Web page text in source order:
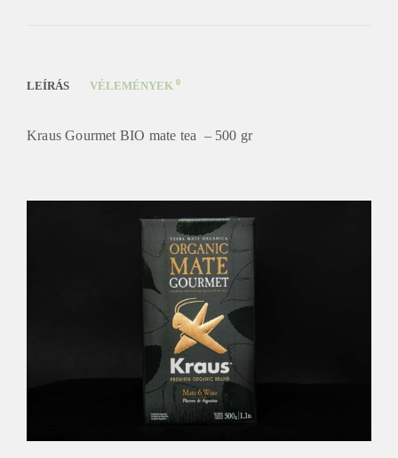
LEÍRÁS VÉLEMÉNYEK 0
Kraus Gourmet BIO mate tea – 500 gr